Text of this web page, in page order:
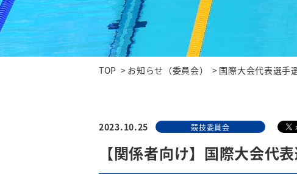
TOP お知らせ（委員会） 国際大会代表選手
2023.10.25 競技委員会
【関係者向け】国際大会代